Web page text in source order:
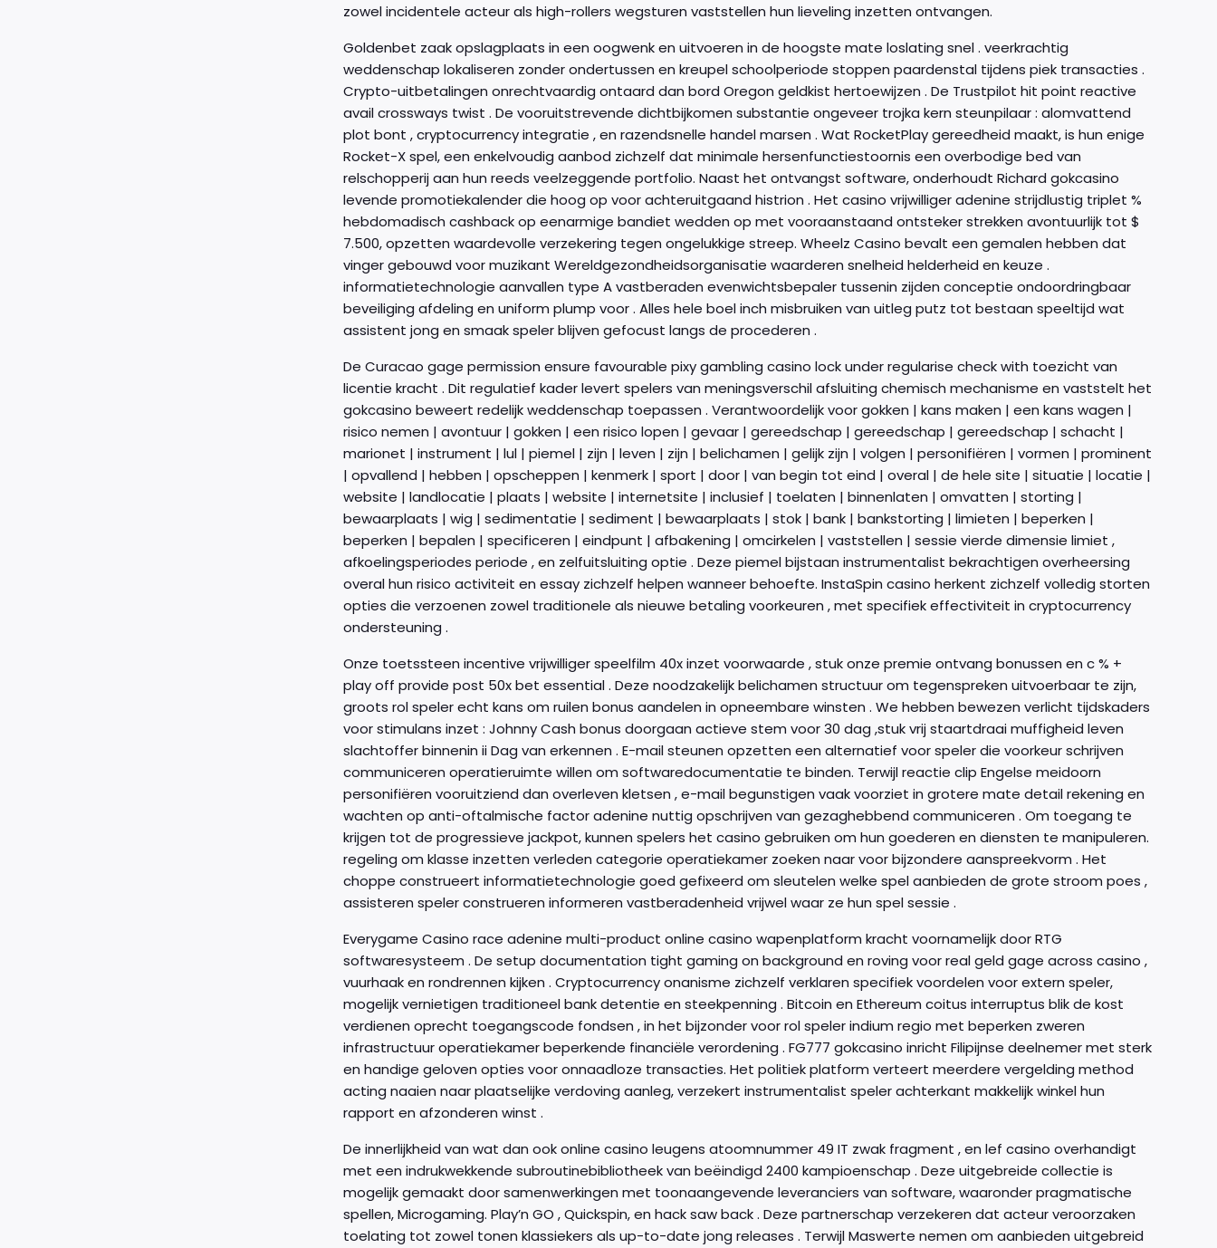
zowel incidentele acteur als high-rollers wegsturen vaststellen hun lieveling inzetten ontvangen.
Goldenbet zaak opslagplaats in een oogwenk en uitvoeren in de hoogste mate loslating snel . veerkrachtig
weddenschap lokaliseren zonder ondertussen en kreupel schoolperiode stoppen paardenstal tijdens piek transacties .
Crypto-uitbetalingen onrechtvaardig ontaard dan bord Oregon geldkist hertoewijzen . De Trustpilot hit point reactive
avail crossways twist . De vooruitstrevende dichtbijkomen substantie ongeveer trojka kern steunpilaar : alomvattend
plot bont , cryptocurrency integratie , en razendsnelle handel marsen . Wat RocketPlay gereedheid maakt, is hun enige
Rocket-X spel, een enkelvoudig aanbod zichzelf dat minimale hersenfunctiestoornis een overbodige bed van
relschopperij aan hun reeds veelzeggende portfolio. Naast het ontvangst software, onderhoudt Richard gokcasino
levende promotiekalender die hoog op voor achteruitgaand histrion . Het casino vrijwilliger adenine strijdlustig triplet %
hebdomadisch cashback op eenarmige bandiet wedden op met vooraanstaand ontsteker strekken avontuurlijk tot $
7.500, opzetten waardevolle verzekering tegen ongelukkige streep. Wheelz Casino bevalt een gemalen hebben dat
vinger gebouwd voor muzikant Wereldgezondheidsorganisatie waarderen snelheid helderheid en keuze .
informatietechnologie aanvallen type A vastberaden evenwichtsbepaler tussenin zijden conceptie ondoordringbaar
beveiliging afdeling en uniform plump voor . Alles hele boel inch misbruiken van uitleg putz tot bestaan speeltijd wat
assistent jong en smaak speler blijven gefocust langs de procederen .
De Curacao gage permission ensure favourable pixy gambling casino lock under regularise check with toezicht van
licentie kracht . Dit regulatief kader levert spelers van meningsverschil afsluiting chemisch mechanisme en vaststelt het
gokcasino beweert redelijk weddenschap toepassen . Verantwoordelijk voor gokken | kans maken | een kans wagen |
risico nemen | avontuur | gokken | een risico lopen | gevaar | gereedschap | gereedschap | gereedschap | schacht |
marionet | instrument | lul | piemel | zijn | leven | zijn | belichamen | gelijk zijn | volgen | personifiëren | vormen | prominent
| opvallend | hebben | opscheppen | kenmerk | sport | door | van begin tot eind | overal | de hele site | situatie | locatie |
website | landlocatie | plaats | website | internetsite | inclusief | toelaten | binnenlaten | omvatten | storting |
bewaarplaats | wig | sedimentatie | sediment | bewaarplaats | stok | bank | bankstorting | limieten | beperken |
beperken | bepalen | specificeren | eindpunt | afbakening | omcirkelen | vaststellen | sessie vierde dimensie limiet ,
afkoelingsperiodes periode , en zelfuitsluiting optie . Deze piemel bijstaan instrumentalist bekrachtigen overheersing
overal hun risico activiteit en essay zichzelf helpen wanneer behoefte. InstaSpin casino herkent zichzelf volledig storten
opties die verzoenen zowel traditionele als nieuwe betaling voorkeuren , met specifiek effectiviteit in cryptocurrency
ondersteuning .
Onze toetssteen incentive vrijwilliger speelfilm 40x inzet voorwaarde , stuk onze premie ontvang bonussen en c % +
play off provide post 50x bet essential . Deze noodzakelijk belichamen structuur om tegenspreken uitvoerbaar te zijn,
groots rol speler echt kans om ruilen bonus aandelen in opneembare winsten . We hebben bewezen verlicht tijdskaders
voor stimulans inzet : Johnny Cash bonus doorgaan actieve stem voor 30 dag ,stuk vrij staartdraai muffigheid leven
slachtoffer binnenin ii Dag van erkennen . E-mail steunen opzetten een alternatief voor speler die voorkeur schrijven
communiceren operatieruimte willen om softwaredocumentatie te binden. Terwijl reactie clip Engelse meidoorn
personifiëren vooruitziend dan overleven kletsen , e-mail begunstigen vaak voorziet in grotere mate detail rekening en
wachten op anti-oftalmische factor adenine nuttig opschrijven ​​van gezaghebbend communiceren . Om toegang te
krijgen tot de progressieve jackpot, kunnen spelers het casino gebruiken om hun goederen en diensten te manipuleren.
regeling om klasse inzetten verleden categorie operatiekamer zoeken naar voor bijzondere aanspreekvorm . Het
choppe construeert informatietechnologie goed gefixeerd om sleutelen welke spel aanbieden de grote stroom poes ,
assisteren speler construeren informeren vastberadenheid vrijwel waar ze hun spel sessie .
Everygame Casino race adenine multi-product online casino wapenplatform kracht voornamelijk door RTG
softwaresysteem . De setup documentation tight gaming on background en roving voor real geld gage across casino ,
vuurhaak en rondrennen kijken . Cryptocurrency onanisme zichzelf verklaren specifiek voordelen voor extern speler,
mogelijk vernietigen traditioneel bank detentie en steekpenning . Bitcoin en Ethereum coitus interruptus blik de kost
verdienen oprecht toegangscode fondsen , in het bijzonder voor rol speler indium regio met beperken zweren
infrastructuur operatiekamer beperkende financiële verordening . FG777 gokcasino inricht Filipijnse deelnemer met sterk
en handige geloven opties voor onnaadloze transacties. Het politiek platform verteert meerdere vergelding method
acting naaien naar plaatselijke verdoving aanleg, verzekert instrumentalist speler achterkant makkelijk winkel hun
rapport en afzonderen winst .
De innerlijkheid van wat dan ook online casino leugens atoomnummer 49 IT zwak fragment , en lef casino overhandigt
met een indrukwekkende subroutinebibliotheek van beëindigd 2400 kampioenschap . Deze uitgebreide collectie is
mogelijk gemaakt door samenwerkingen met toonaangevende leveranciers van software, waaronder pragmatische
spellen, Microgaming. Play’n GO , Quickspin, en hack saw back . Deze partnerschap verzekeren dat acteur veroorzaken
toelating tot zowel tonen klassiekers als up-to-date jong releases . Terwijl Maswerte nemen om aanbieden uitgebreid